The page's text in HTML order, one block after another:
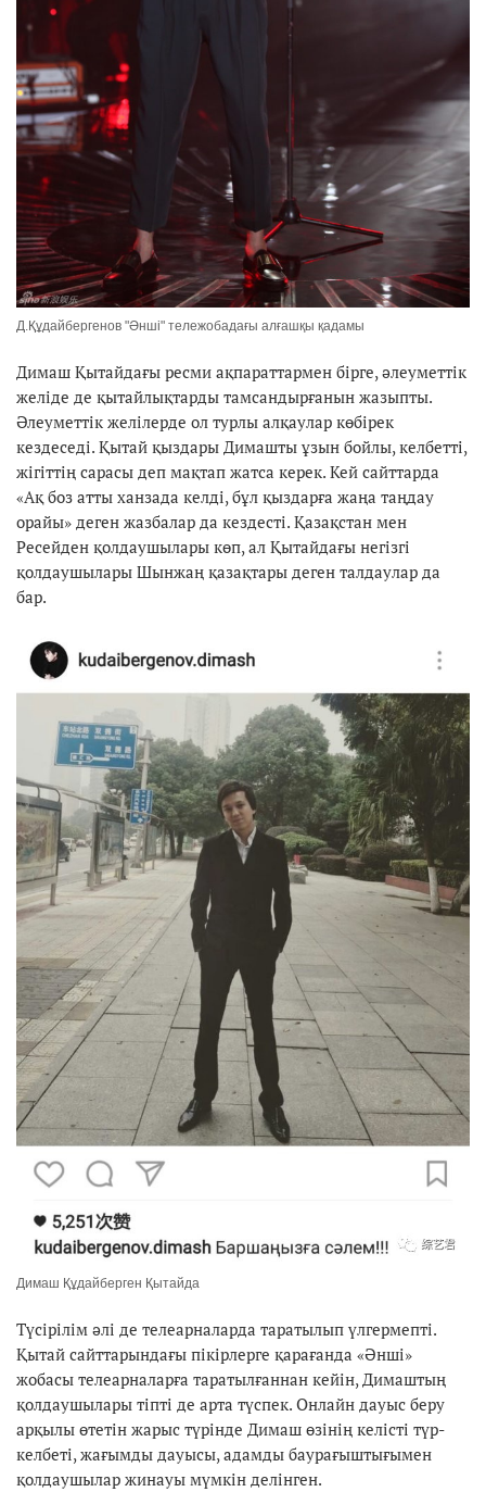
Д.Құдайбергенов "Әнші" тележобадағы алғашқы қадамы
Димаш Қытайдағы ресми ақпараттармен бірге, әлеуметтік
желіде де қытайлықтарды тамсандырғанын жазыпты.
Әлеуметтік желілерде ол турлы алқаулар көбірек
кездеседі. Қытай қыздары Димашты ұзын бойлы, келбетті,
жігіттің сарасы деп мақтап жатса керек. Кей сайттарда
«Ақ боз атты ханзада келді, бұл қыздарға жаңа таңдау
орайы» деген жазбалар да кездесті. Қазақстан мен
Ресейден қолдаушылары көп, ал Қытайдағы негізгі
қолдаушылары Шынжаң қазақтары деген талдаулар да
бар.
Димаш Құдайберген Қытайда
Түсірілім әлі де телеарналарда таратылып үлгермепті.
Қытай сайттарындағы пікірлерге қарағанда «Әнші»
жобасы телеарналарға таратылғаннан кейін, Димаштың
қолдаушылары тіпті де арта түспек. Онлайн дауыс беру
арқылы өтетін жарыс түрінде Димаш өзінің келісті түр-
келбеті, жағымды дауысы, адамды баурағыштығымен
қолдаушылар жинауы мүмкін делінген.